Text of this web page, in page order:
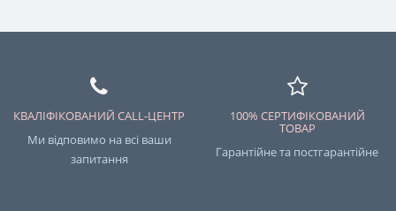
КВАЛІФІКОВАНИЙ CALL-ЦЕНТР
Ми відповимо на всі ваши
запитання
100% СЕРТИФІКОВАНИЙ
ТОВАР
Гарантійне та постгарантійне